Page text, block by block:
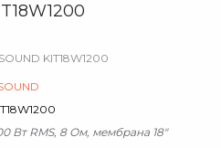
Вт RMS, 8 Ом, мембрана 18"